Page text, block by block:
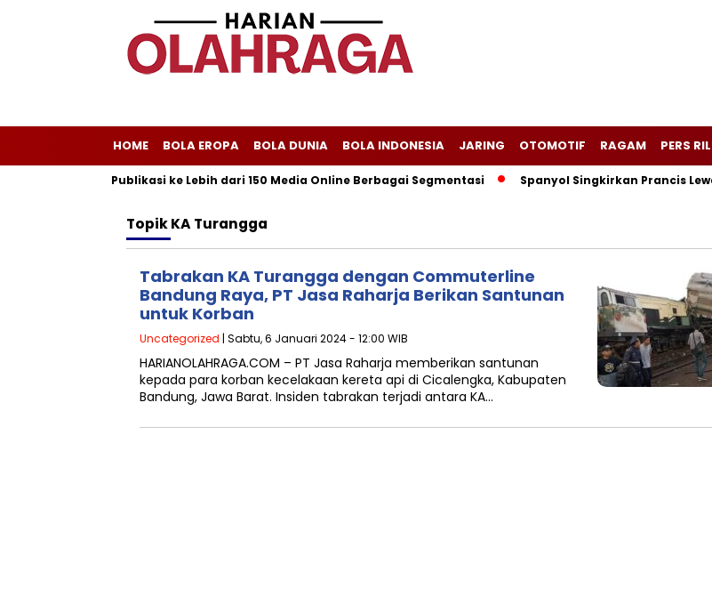
HOME BOLA EROPA BOLA DUNIA BOLA INDONESIA JARING OTOMOTIF RAGAM PERS
Melayani Publikasi ke Lebih dari 150 Media Online Berbagai Segmentasi Spanyol Singkirkan Prancis Lewat
TopikKA Turangga
Tabrakan KA Turangga dengan Commuterline
Bandung Raya, PT Jasa Raharja Berikan Santunan
untuk Korban
Uncategorized | Sabtu, 6 Januari 2024 - 12:00 WIB
HARIANOLAHRAGA.COM – PT Jasa Raharja memberikan santunan
kepada para korban kecelakaan kereta api di Cicalengka, Kabupaten
Bandung, Jawa Barat. Insiden tabrakan terjadi antara KA…